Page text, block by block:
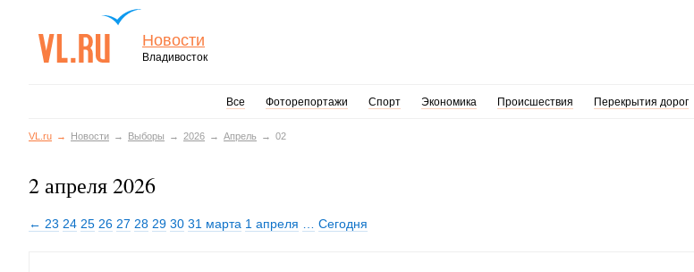
Новости
Владивосток
Все Фоторепортажи Спорт Экономика Происшествия Перекрытия дорог
VL.ru Новости Выборы 2026 Апрель 02
2 апреля 2026
← 23 24 25 26 27 28 29 30 31 марта 1 апреля Сегодня